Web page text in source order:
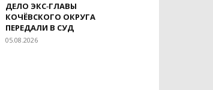
ДЕЛО ЭКС‑ГЛАВЫ
КОЧЁВСКОГО ОКРУГА
ПЕРЕДАЛИ В СУД
05.08.2026